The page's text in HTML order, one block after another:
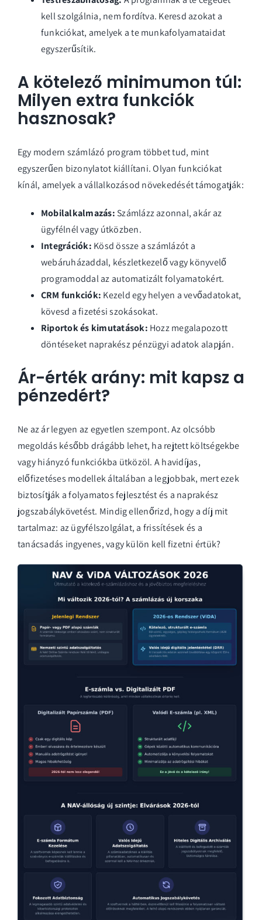
kell szolgálnia, nem fordítva. Keresd azokat a
funkciókat, amelyek a te munkafolyamataidat
egyszerűsítik.
A kötelező minimumon túl:
Milyen extra funkciók
hasznosak?
Egy modern számlázó program többet tud, mint
egyszerűen bizonylatot kiállítani. Olyan funkciókat
kínál, amelyek a vállalkozásod növekedését támogatják:
Mobilalkalmazás: Számlázz azonnal, akár az
ügyfélnél vagy útközben.
Integrációk: Kösd össze a számlázót a
webáruházaddal, készletkezelő vagy könyvelő
programoddal az automatizált folyamatokért.
CRM funkciók: Kezeld egy helyen a vevőadatokat,
kövesd a fizetési szokásokat.
Riportok és kimutatások: Hozz megalapozott
döntéseket naprakész pénzügyi adatok alapján.
Ár-érték arány: mit kapsz a
pénzedért?
Ne az ár legyen az egyetlen szempont. Az olcsóbb
megoldás később drágább lehet, ha rejtett költségekbe
vagy hiányzó funkciókba ütközöl. A havidíjas,
előfizetéses modellek általában a legjobbak, mert ezek
biztosítják a folyamatos fejlesztést és a naprakész
jogszabálykövetést. Mindig ellenőrizd, hogy a díj mit
tartalmaz: az ügyfélszolgálat, a frissítések és a
tanácsadás ingyenes, vagy külön kell fizetni értük?